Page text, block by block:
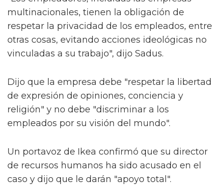
multinacionales, tienen la obligación de
respetar la privacidad de los empleados, entre
otras cosas, evitando acciones ideológicas no
vinculadas a su trabajo", dijo Sadus.
Dijo que la empresa debe "respetar la libertad
de expresión de opiniones, conciencia y
religión" y no debe "discriminar a los
empleados por su visión del mundo".
Un portavoz de Ikea confirmó que su director
de recursos humanos ha sido acusado en el
caso y dijo que le darán "apoyo total".